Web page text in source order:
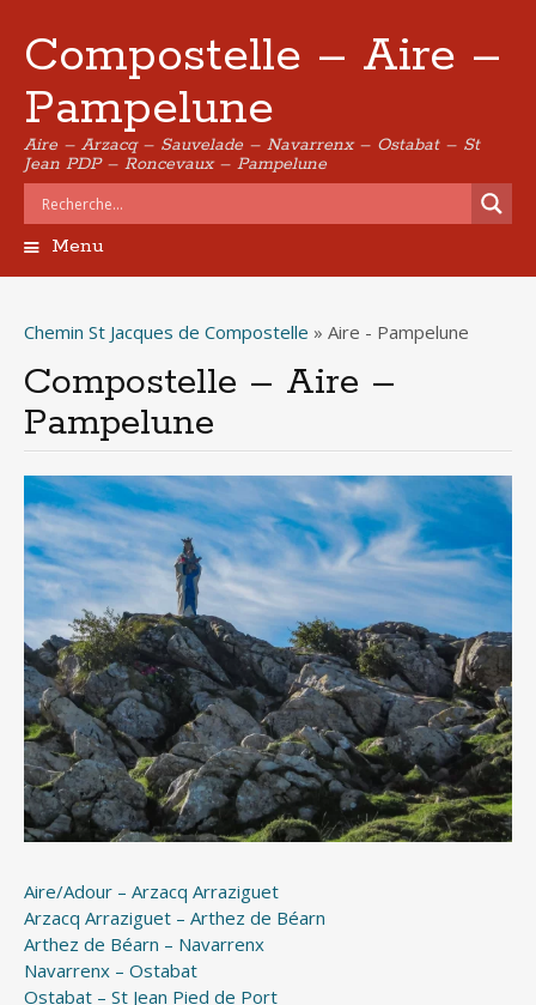
Compostelle – Aire –
Pampelune
Aire – Arzacq – Sauvelade – Navarrenx – Ostabat – St
Jean PDP – Roncevaux – Pampelune
Menu
principal
Chemin St Jacques de Compostelle » Aire - Pampelune
Compostelle – Aire –
Pampelune
Aire/Adour – Arzacq Arraziguet
Arzacq Arraziguet – Arthez de Béarn
Arthez de Béarn – Navarrenx
Navarrenx – Ostabat
Ostabat – St Jean Pied de Port